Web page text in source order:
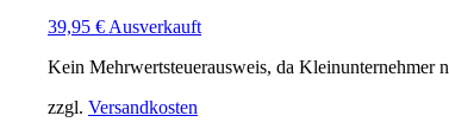
39,95 € Ausverkauft
Kein Mehrwertsteuerausweis, da Kleinunternehmer
zzgl. Versandkosten